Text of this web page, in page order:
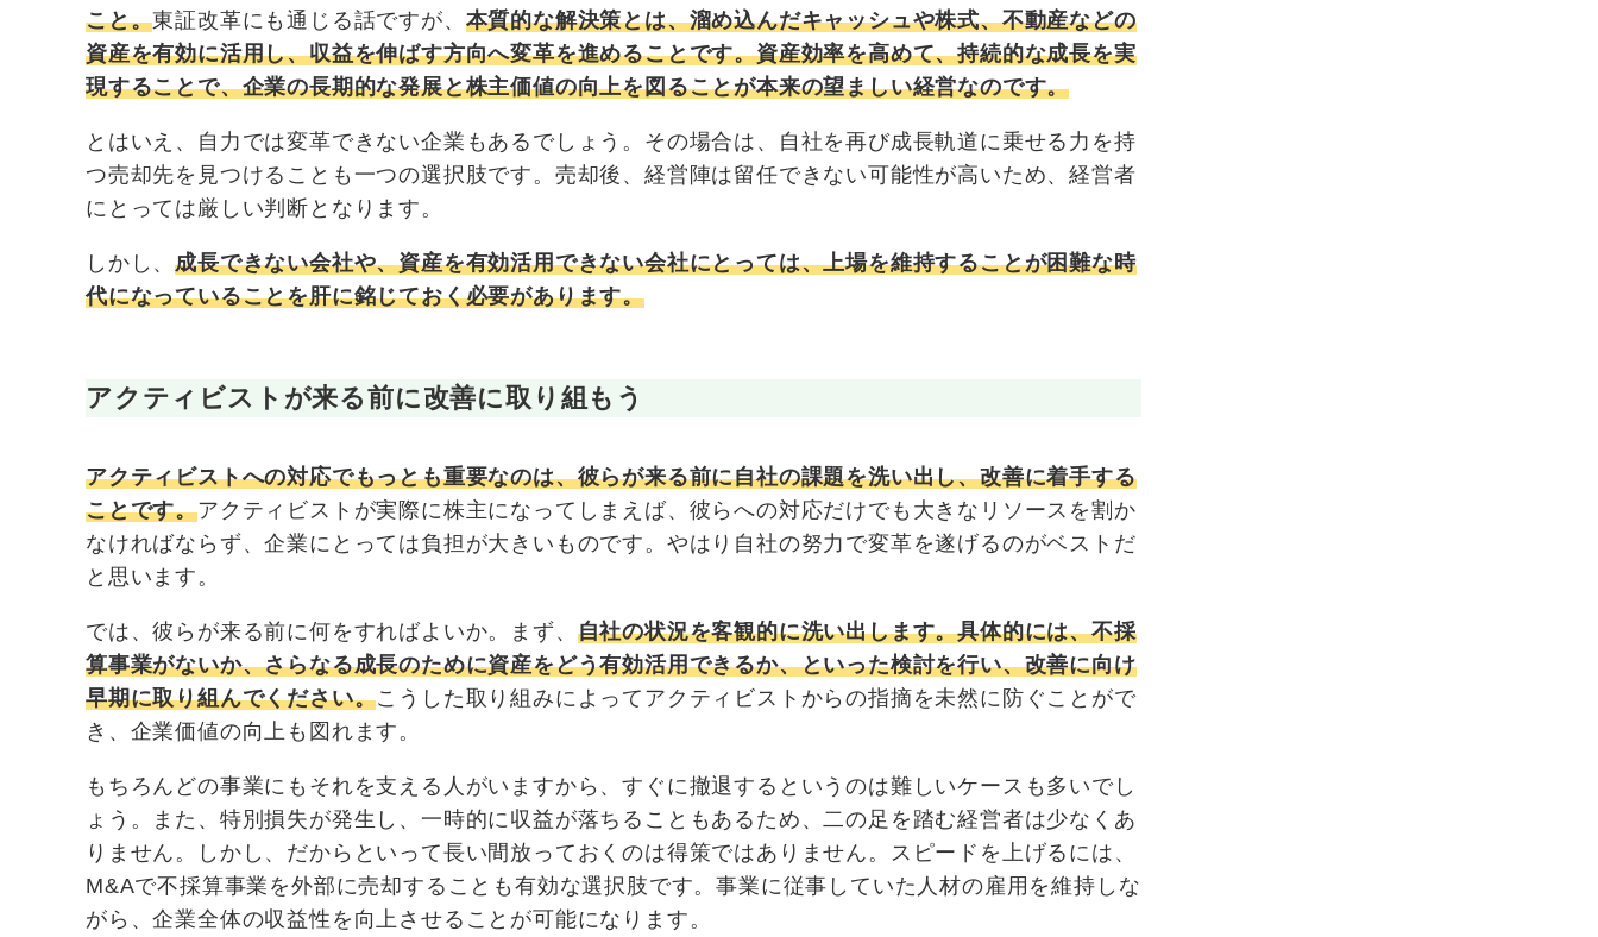
こと。東証改革にも通じる話ですが、 本質的な解決策とは、溜め込んだキャッシュや株式、不動産などの
資産を有効に活用し、収益を伸ばす方向へ変革を進めることです。資産効率を高めて、持続的な成長を実
現することで、企業の長期的な発展と株主価値の向上を図ることが本来の望ましい経営なのです。
とはいえ、自力では変革できない企業もあるでしょう。その場合は、自社を再び成長軌道に乗せる力を持
つ売却先を見つけることも一つの選択肢です。売却後、経営陣は留任できない可能性が高いため、経営者
にとっては厳しい判断となります。
しかし、成長できない会社や、資産を有効活用できない会社にとっては、上場を維持することが困難な時
代になっていることを肝に銘じておく必要があります。
アクティビストが来る前に改善に取り組もう
アクティビストへの対応でもっとも重要なのは、彼らが来る前に自社の課題を洗い出し、改善に着手する
ことです。アクティビストが実際に株主になってしまえば、彼らへの対応だけでも大きなリソースを割か
なければならず、企業にとっては負担が大きいものです。やはり自社の努力で変革を遂げるのがベストだ
と思います。
では、彼らが来る前に何をすればよいか。まず、 自社の状況を客観的に洗い出します。具体的には、不採
算事業がないか、さらなる成長のために資産をどう有効活用できるか、といった検討を行い、改善に向け
早期に取り組んでください。こうした取り組みによってアクティビストからの指摘を未然に防ぐことがで
き、企業価値の向上も図れます。
もちろんどの事業にもそれを支える人がいますから、すぐに撤退するというのは難しいケースも多いでし
ょう。また、特別損失が発生し、一時的に収益が落ちることもあるため、二の足を踏む経営者は少なくあ
りません。しかし、だからといって長い間放っておくのは得策ではありません。スピードを上げるには、
M&Aで不採算事業を外部に売却することも有効な選択肢です。事業に従事していた人材の雇用を維持しな
がら、企業全体の収益性を向上させることが可能になります。